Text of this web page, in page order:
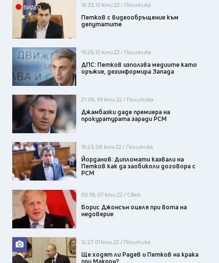
ВИДЕО 16:33, 10 юни 22 / Политика
Петков с видеообръщение към
депутатите
16:25, 10 юни 22 / Политика
ДПС: Петков използва медиите като
оръжие, дезинформира Запада
21:08, 09 юни 22 / Политика
Джамбазки даде премиера на
прокуратурата заради РСМ
19:23, 08 юни 22 / Политика
Йорданов: Дипломати казвали на
Петков как да заобиколи договора с
РСМ
00:59, 07 юни 22 / Свят
Борис Джонсън оцеля при вота на
недоверие
12:27, 01 юни 22 / Политика
Ще ходят ли Радев и Петков на крака
при Макрон?